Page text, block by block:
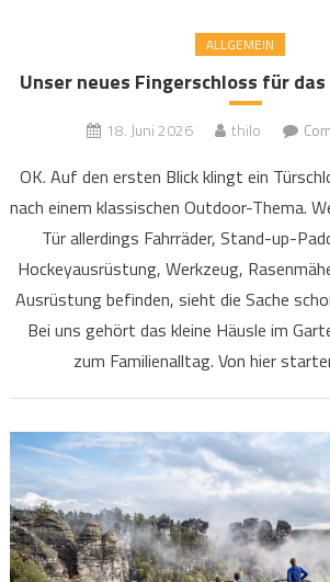
ALLGEMEIN
Unser neues Fingerschloss für
18. Juni 2026 thilo
OK. Auf den ersten Blick klingt ein
nach einem klassischen Outdoor-Thema.
Tür allerdings Fahrräder, Stand-up-
Hockeyausrüstung, Werkzeug,
Ausrüstung befinden, sieht die Sache
Bei uns gehört das kleine Häusle im
zum Familienalltag. Von hier